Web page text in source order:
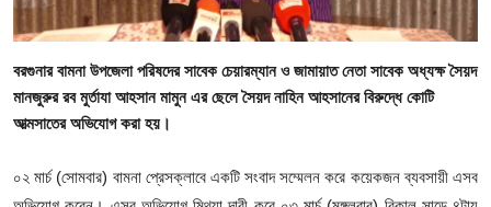
স্বাস্থ্য
বিনোদন
অন্যান্য
বরগুনার বামনা উপজেলা পরিষদের সাবেক চেয়ারম্যান ও জামায়াত নেতা সাবেক অধ্যক্ষ সৈয়দ
মানজুরুর রব মুর্তাযা আহসান মামুন এর ছেলে সৈয়দ নাহিন আহসানের বিরুদ্ধে কোটি
আত্মসাতের অভিযোগ করা হয়।
০২ মার্চ (সোমবার) বামনা প্রেসক্লাবে একটি সংবাদ সম্মেলন করে কয়েকজন ব্যবসায়ী এসব